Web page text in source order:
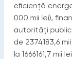
eficiență
000 mii lei),
autorități
de 2374183,6
la 1666161,7 mii